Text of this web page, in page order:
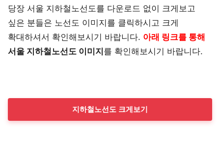
당장 서울 지하철노선도를 다운로드 없이 크게보고
싶은 분들은 노선도 이미지를 클릭하시고 크게
확대하셔서 확인해보시기 바랍니다. 아래 링크를 통해
서울 지하철노선도 이미지를 확인해보시기 바랍니다.
지하철노선도 크게보기